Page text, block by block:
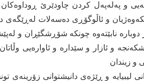
و پەلەپەل کردن چاودێرئ
و ئاڵوگۆڕی دەسەلات لەڕێگەی
نابێتەوە چونکە شۆڕشگێڕان و
و ئازار و سێدارە و ئاوارەیی وڵاتان
و زیندان
و ڕێژەی دانیشتوانی زۆرینەی